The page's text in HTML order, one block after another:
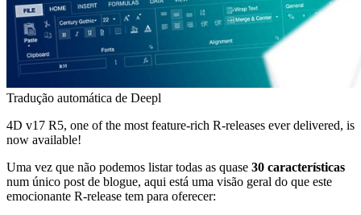
Tradução automática de Deepl
4D v17 R5, one of the most feature-rich R-releases ever delivered, is
now available!
Uma vez que não podemos listar todas as quase 30 características
num único post de blogue, aqui está uma visão geral do que este
emocionante R-release tem para oferecer: